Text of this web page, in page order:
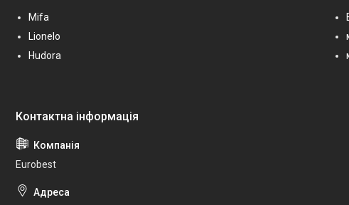
Mifa
Lionelo
Hudora
Eurobest